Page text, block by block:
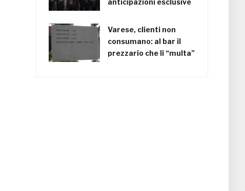
anticipazioni esclusive
Varese, clienti non
consumano: al bar il
prezzario che li “multa”